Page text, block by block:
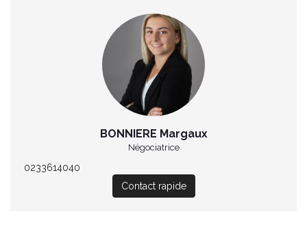
BONNIERE Margaux
Négociatrice
0233614040
Contact rapide